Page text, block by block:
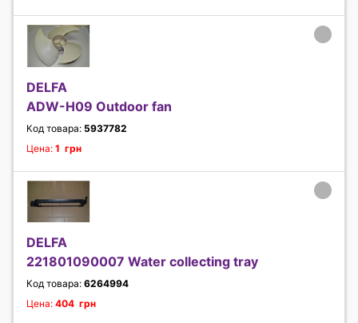
DELFA
ADW-H09 Outdoor fan
Код товара: 5937782
Цена: 1 грн
DELFA
221801090007 Water collecting tray
Код товара: 6264994
Цена: 404 грн